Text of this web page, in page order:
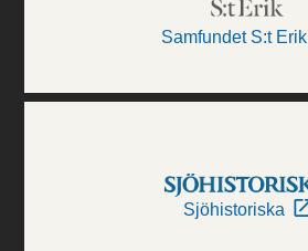
Samfundet S:t Erik
Sjöhistoriska